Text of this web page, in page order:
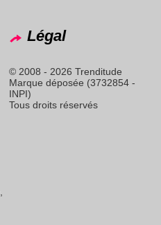
Légal
© 2008 - 2026 Trenditude
Marque déposée (3732854 -
INPI)
Tous droits réservés